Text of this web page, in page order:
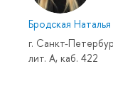
Бродская
г. Санкт-
лит. А, каб. 422